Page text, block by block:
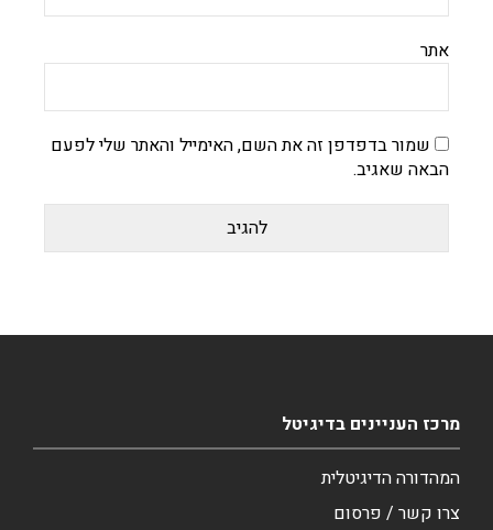
אתר
שמור בדפדפן זה את השם, האימייל והאתר שלי לפעם
הבאה שאגיב.
מרכז העניינים בדיגיטל
המהדורה הדיגיטלית
צרו קשר / פרסום